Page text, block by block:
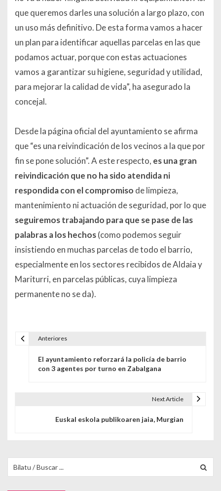
que queremos darles una solución a largo plazo, con
un uso más definitivo. De esta formavamos a hacer
un plan para identificar aquellas parcelas en las que
podamos actuar, porque con estas actuaciones
vamos a garantizar su higiene, seguridad y utilidad,
para mejorar la calidad de vida”, ha asegurado la
concejal.
Desde la página oficial del ayuntamiento se afirma
que “es una reivindicación de los vecinos a la que por
fin se pone solución”. A este respecto, es una gran
reivindicación que no ha sido atendida ni
respondida con el compromiso de limpieza,
mantenimiento ni actuación de seguridad, por lo que
seguiremos trabajando para que se pase de las
palabras a los hechos(como podemos seguir
insistiendo en muchas parcelas de todo el barrio,
especialmente en los sectores recibidos de Aldaia y
Mariturri, en parcelas públicas, cuya limpieza
permanente no se da).
Anteriores
El ayuntamiento reforzará la policía de barrio
con 3 agentes por turno en Zabalgana
Next Article
Euskal eskola publikoaren jaia, Murgian